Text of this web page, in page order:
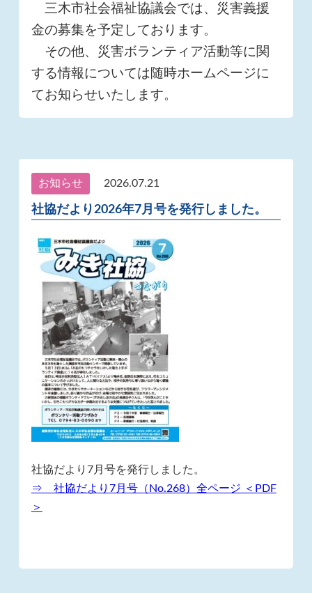
三木市社会福祉協議会では、災害義援
金の募集を予定しております。
その他、災害ボランティア活動等に関
する情報については随時ホームページに
てお知らせいたします。
お知らせ 2026.07.21
社協だより2026年7月号を発行しました。
社協だより7月号を発行しました。
⇒ 社協だより7月号（No.268）全ページ ＜PDF
＞